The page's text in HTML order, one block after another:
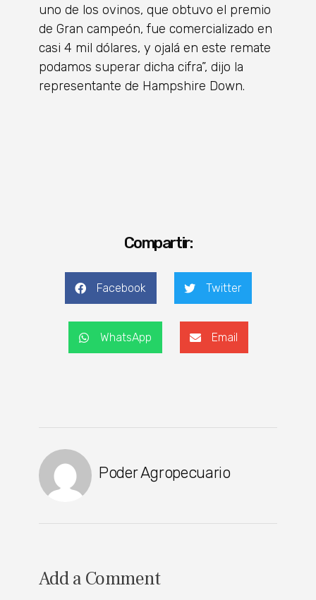
uno de los ovinos, que obtuvo el premio
de Gran campeón, fue comercializado en
casi 4 mil dólares, y ojalá en este remate
podamos superar dicha cifra”, dijo la
representante de Hampshire Down.
Compartir:
Facebook Twitter
WhatsApp Email
Poder Agropecuario
Add a Comment